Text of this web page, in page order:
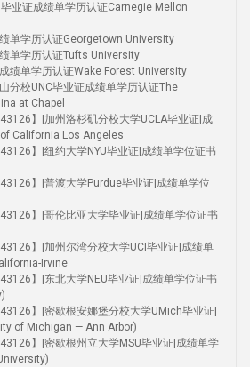
业证成绩单学历认证Carnegie Mellon
单学历认证Georgetown University
单学历认证Tufts University
绩单学历认证Wake Forest University
分校UNC毕业证成绩单学历认证The
at Chapel
】|加州洛杉矶分校大学UCLA毕业证|成
California Los Angeles
】|纽约大学NYU毕业证|成绩单学位证书
】|普渡大学Purdue毕业证|成绩单学位
】|哥伦比亚大学毕业证|成绩单学位证书
】|加州尔湾分校大学UCI毕业证|成绩单
Irvine
】|东北大学NEU毕业证|成绩单学位证书
】|密歇根安娜堡分校大学UMich毕业证|
of Michigan — Ann Arbor)
】|密歇根州立大学MSU毕业证|成绩单学